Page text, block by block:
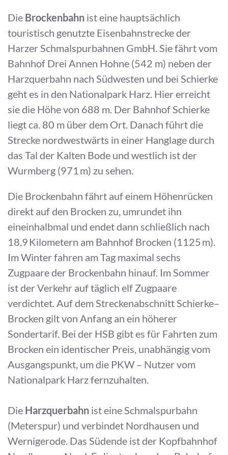
Die Brockenbahn ist eine hauptsächlich
touristisch genutzte Eisenbahnstrecke der
Harzer Schmalspurbahnen GmbH. Sie fährt vom
Bahnhof Drei Annen Hohne (542 m) neben der
Harzquerbahn nach Südwesten und bei Schierke
geht es in den Nationalpark Harz. Hier erreicht
sie die Höhe von 688 m. Der Bahnhof Schierke
liegt ca. 80 m über dem Ort. Danach führt die
Strecke nordwestwärts in einer Hanglage durch
das Tal der Kalten Bode und westlich ist der
Wurmberg (971 m) zu sehen.
Die Brockenbahn fährt auf einem Höhenrücken
direkt auf den Brocken zu, umrundet ihn
eineinhalbmal und endet dann schließlich nach
18,9 Kilometern am Bahnhof Brocken (1125 m).
Im Winter fahren am Tag maximal sechs
Zugpaare der Brockenbahn hinauf. Im Sommer
ist der Verkehr auf täglich elf Zugpaare
verdichtet. Auf dem Streckenabschnitt Schierke–
Brocken gilt von Anfang an ein höherer
Sondertarif. Bei der HSB gibt es für Fahrten zum
Brocken ein identischer Preis, unabhängig vom
Ausgangspunkt, um die PKW – Nutzer vom
Nationalpark Harz fernzuhalten.
Die Harzquerbahn ist eine Schmalspurbahn
(Meterspur) und verbindet Nordhausen und
Wernigerode. Das Südende ist der Kopfbahnhof